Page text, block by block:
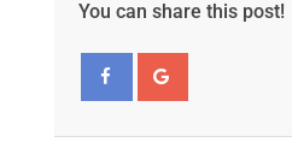
You can share this post!